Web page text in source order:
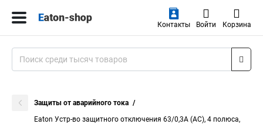
Контакты Войти Корзина
Защиты от аварийного тока
Eaton Устр-во защитного отключения 63/0,3А (АС), 4 полюса,